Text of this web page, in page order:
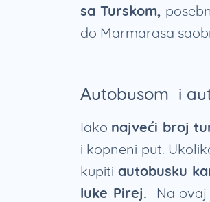
sa Turskom,
do Marmarasa
Autobusom i
Iako najveći broj
i kopneni put.
kupitiautobusku
luke Pirej. Na ovaj